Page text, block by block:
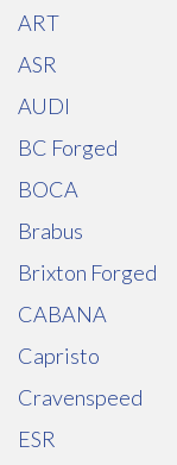
ART
ASR
AUDI
BC Forged
BOCA
Brabus
Brixton Forged
CABANA
Capristo
Cravenspeed
ESR